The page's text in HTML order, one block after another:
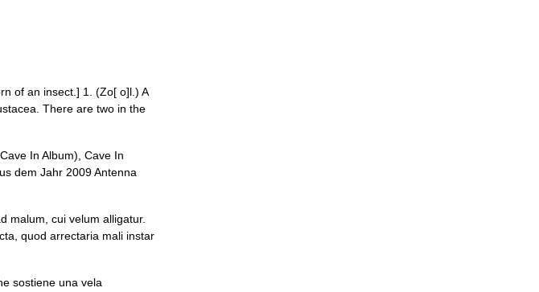
of an insect.] 1. (Zo[ o]l.) A
There are two in the
In Album), Cave In
dem Jahr 2009 Antenna
malum, cui velum alligatur.
quod arrectaria mali instar
sostiene una vela